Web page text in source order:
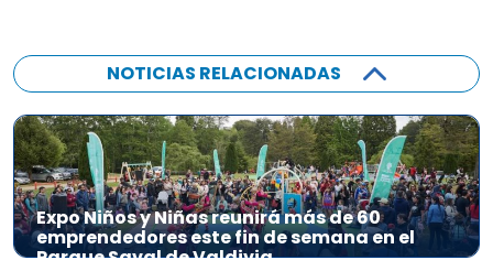
NOTICIAS RELACIONADAS
Expo Niños y Niñas reunirá más de 60
emprendedores este fin de semana en el
Parque Saval de Valdivia